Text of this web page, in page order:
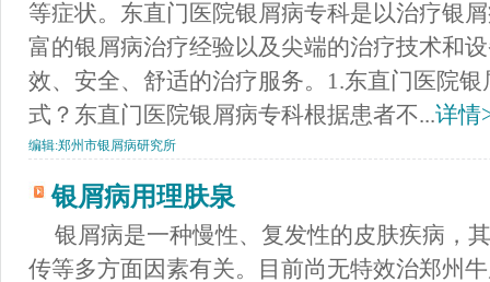
等症状。东直门医院银屑病专科是以治疗银
富的银屑病治疗经验以及尖端的治疗技术和
效、安全、舒适的治疗服务。1.东直门医院
式？东直门医院银屑病专科根据患者不...详情
编辑:郑州市银屑病研究所
银屑病用理肤泉
银屑病是一种慢性、复发性的皮肤疾病，
传等多方面因素有关。目前尚无特效治郑州